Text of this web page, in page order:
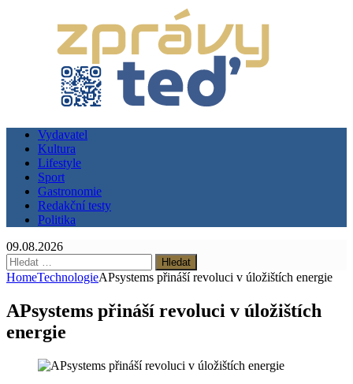
Vydavatel
Kultura
Lifestyle
Sport
Gastronomie
Redakční testy
Politika
09.08.2026
Vyhledávání
HomeTechnologieAPsystems přináší revoluci v úložištích energie
APsystems přináší revoluci v úložištích
energie